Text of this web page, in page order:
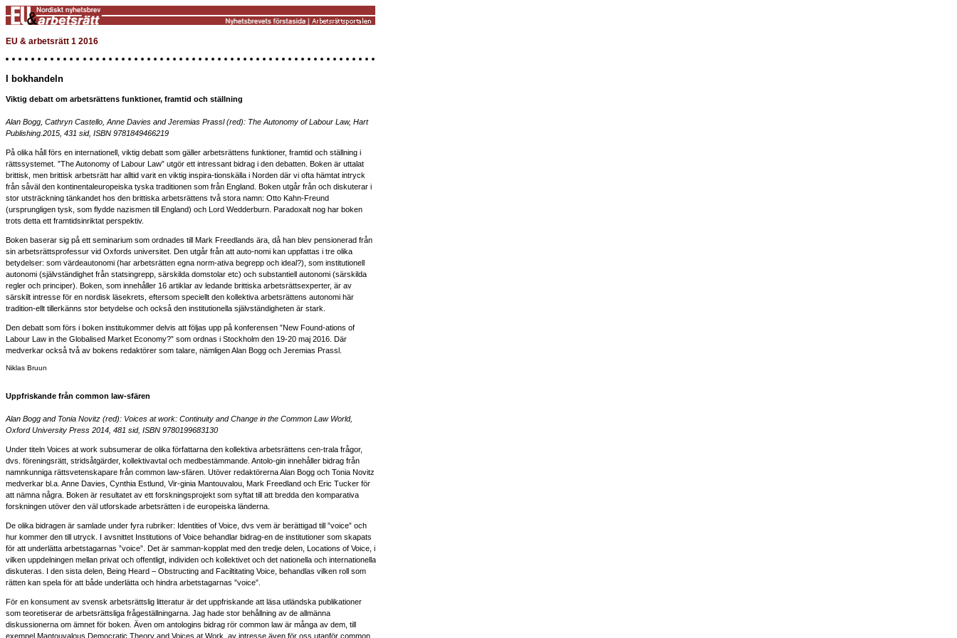
EU & arbetsrätt 1 2016
I bokhandeln
Viktig debatt om arbetsrättens funktioner, framtid och ställning
Alan Bogg, Cathryn Castello, Anne Davies and Jeremias Prassl (red): The Autonomy of Labour Law, Hart
Publishing.2015, 431 sid, ISBN 9781849466219
På olika håll förs en internationell, viktig debatt som gäller arbetsrättens funktioner, framtid och ställning i
rättssystemet. ”The Autonomy of Labour Law” utgör ett intressant bidrag i den debatten. Boken är uttalat
brittisk, men brittisk arbetsrätt har alltid varit en viktig inspira-tionskälla i Norden där vi ofta hämtat intryck
från såväl den kontinentaleuropeiska tyska traditionen som från England. Boken utgår från och diskuterar i
stor utsträckning tänkandet hos den brittiska arbetsrättens två stora namn: Otto Kahn-Freund
(ursprungligen tysk, som flydde nazismen till England) och Lord Wedderburn. Paradoxalt nog har boken
trots detta ett framtidsinriktat perspektiv.
Boken baserar sig på ett seminarium som ordnades till Mark Freedlands ära, då han blev pensionerad från
sin arbetsrättsprofessur vid Oxfords universitet. Den utgår från att auto-nomi kan uppfattas i tre olika
betydelser: som värdeautonomi (har arbetsrätten egna norm-ativa begrepp och ideal?), som institutionell
autonomi (självständighet från statsingrepp, särskilda domstolar etc) och substantiell autonomi (särskilda
regler och principer). Boken, som innehåller 16 artiklar av ledande brittiska arbetsrättsexperter, är av
särskilt intresse för en nordisk läsekrets, eftersom speciellt den kollektiva arbetsrättens autonomi här
tradition-ellt tillerkänns stor betydelse och också den institutionella självständigheten är stark.
Den debatt som förs i boken institukommer delvis att följas upp på konferensen ”New Found-ations of
Labour Law in the Globalised Market Economy?” som ordnas i Stockholm den 19-20 maj 2016. Där
medverkar också två av bokens redaktörer som talare, nämligen Alan Bogg och Jeremias Prassl.
Niklas Bruun
Uppfriskande från common law-sfären
Alan Bogg and Tonia Novitz (red): Voices at work: Continuity and Change in the Common Law World,
Oxford University Press 2014, 481 sid, ISBN 9780199683130
Under titeln Voices at work subsumerar de olika författarna den kollektiva arbetsrättens cen-trala frågor,
dvs. föreningsrätt, stridsåtgärder, kollektivavtal och medbestämmande. Antolo-gin innehåller bidrag från
namnkunniga rättsvetenskapare från common law-sfären. Utöver redaktörerna Alan Bogg och Tonia Novitz
medverkar bl.a. Anne Davies, Cynthia Estlund, Vir-ginia Mantouvalou, Mark Freedland och Eric Tucker för
att nämna några. Boken är resultatet av ett forskningsprojekt som syftat till att bredda den komparativa
forskningen utöver den väl utforskade arbetsrätten i de europeiska länderna.
De olika bidragen är samlade under fyra rubriker: Identities of Voice, dvs vem är berättigad till ”voice” och
hur kommer den till utryck. I avsnittet Institutions of Voice behandlar bidrag-en de institutioner som skapats
för att underlätta arbetstagarnas ”voice”. Det är samman-kopplat med den tredje delen, Locations of Voice, i
vilken uppdelningen mellan privat och offentligt, individen och kollektivet och det nationella och internationella
diskuteras. I den sista delen, Being Heard – Obstructing and Faciltitating Voice, behandlas vilken roll som
rätten kan spela för att både underlätta och hindra arbetstagarnas ”voice”.
För en konsument av svensk arbetsrättslig litteratur är det uppfriskande att läsa utländska publikationer
som teoretiserar de arbetsrättsliga frågeställningarna. Jag hade stor behållning av de allmänna
diskussionerna om ämnet för boken. Även om antologins bidrag rör common law är många av dem, till
exempel Mantouvalous Democratic Theory and Voices at Work, av intresse även för oss utanför common